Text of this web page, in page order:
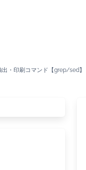
・印刷コマンド【grep/sed】